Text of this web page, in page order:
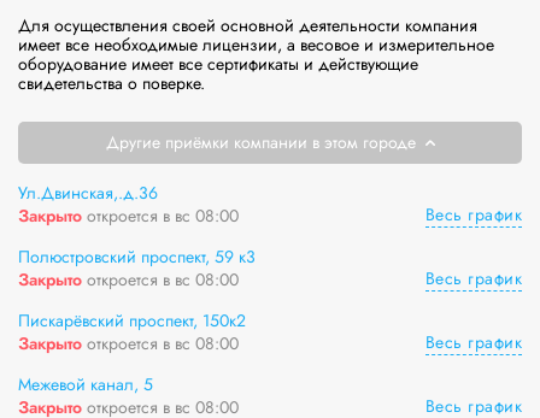
Для осуществления своей основной деятельности компания
имеет все необходимые лицензии, а весовое и измерительное
оборудование имеет все сертификаты и действующие
свидетельства о поверке.
Другие приёмки компании в этом городе
Ул.Двинская,.д.36
Закрыто откроется в вс 08:00
Весь график
Полюстровский проспект, 59 к3
Закрыто откроется в вс 08:00
Весь график
Пискарёвский проспект, 150к2
Закрыто откроется в вс 08:00
Весь график
Межевой канал, 5
Закрыто откроется в вс 08:00 Весь график